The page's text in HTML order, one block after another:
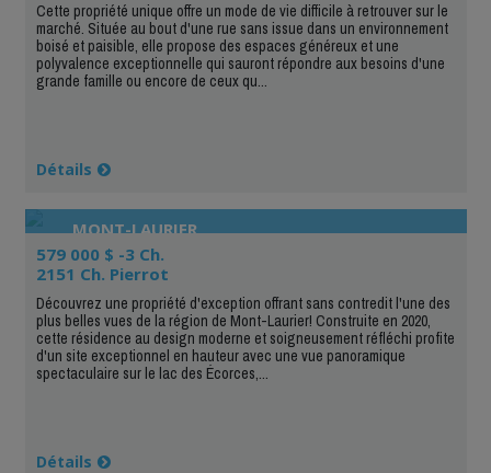
Cette propriété unique offre un mode de vie difficile à retrouver sur le
marché. Située au bout d'une rue sans issue dans un environnement
boisé et paisible, elle propose des espaces généreux et une
polyvalence exceptionnelle qui sauront répondre aux besoins d'une
grande famille ou encore de ceux qu...
Détails
MONT-LAURIER
579 000 $ -3 Ch.
2151 Ch. Pierrot
Découvrez une propriété d'exception offrant sans contredit l'une des
plus belles vues de la région de Mont-Laurier! Construite en 2020,
cette résidence au design moderne et soigneusement réfléchi profite
d'un site exceptionnel en hauteur avec une vue panoramique
spectaculaire sur le lac des Écorces,...
Détails